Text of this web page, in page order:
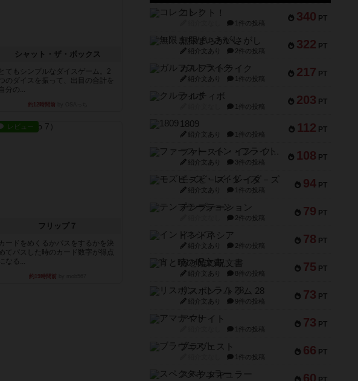
シャット・ザ・ボックス
とてもシンプルなダイスゲーム。2
のダイスを振って、出目の合計を
自分の...
約12時間前
レビュー
フリップ７
カードをめくるかパスをするかを決
てパスした時のカード数字が得点
なる...
約19時間前
340 PT
コレクト！
1件の投稿
322 PT
無限まちがいさがし
紹介文あり 2件の投稿
217 PT
ガルフストライク
紹介文あり 1件の投稿
203 PT
クルティボ
1件の投稿
112 PT
1809
紹介文あり 1件の投稿
108 PT
ファースト・イン・フライト
紹介文あり 3件の投稿
94 PT
モズビ－ズ・レイダ－ズ
紹介文あり 1件の投稿
79 PT
テンプテーション
2件の投稿
78 PT
インドネシア
紹介文あり 2件の投稿
75 PT
宵と暁の呪文書
紹介文あり 8件の投稿
73 PT
リスボン・トラム 28
紹介文あり 9件の投稿
73 PT
アマナイト
1件の投稿
66 PT
ブラヴェスト
1件の投稿
60
スペクタキュラー